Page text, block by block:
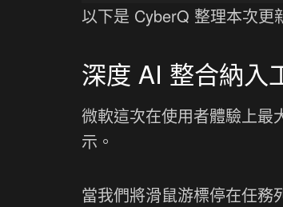
以下是 CyberQ 整理本次更
深度 AI 整合納入
微軟這次在使用者體驗上最
示。
當我們將滑鼠游標停在任務